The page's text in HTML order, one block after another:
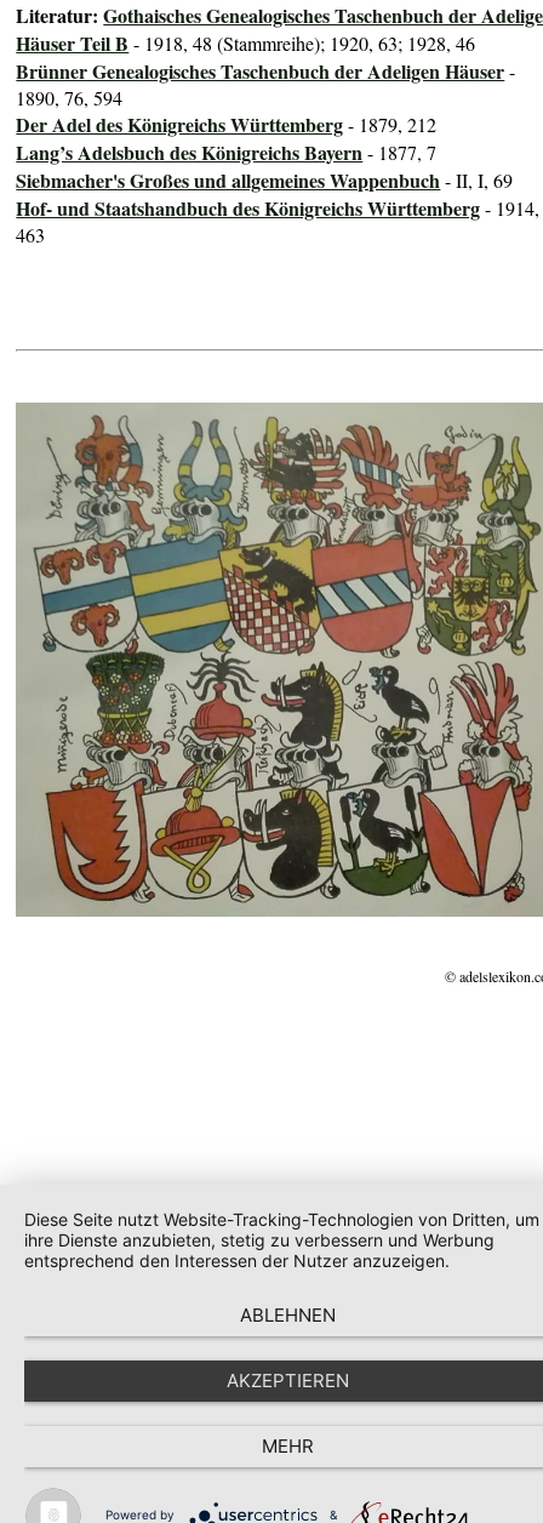
Literatur:Gothaisches Genealogisches Taschenbuch der
Häuser Teil B - 1918, 48 (Stammreihe); 1920, 63; 1928, 46
Brünner Genealogisches Taschenbuch der Adeligen Häuser-
1890, 76, 594
Der Adel des Königreichs Württemberg- 1879, 212
Lang’s Adelsbuch des Königreichs Bayern- 1877, 7
Siebmacher's Großes und allgemeines Wappenbuch- II, I, 69
Hof- und Staatshandbuch des Königreichs Württemberg- 1914,
463
©
Diese Seite nutzt Website-Tracking-Technologien von Dritten, um
ihre Dienste anzubieten, stetig zu verbessern und Werbung
entsprechend den Interessen der Nutzer anzuzeigen.
ABLEHNEN
AKZEPTIEREN
MEHR
Powered by &